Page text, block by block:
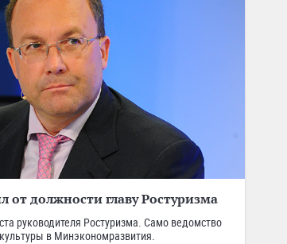
от должности главу Ростуризма
руководителя Ростуризма. Само ведомство
в Минэкономразвития.